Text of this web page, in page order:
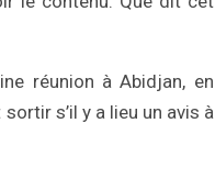
réunion à Abidjan, en
s’il y a lieu un avis à